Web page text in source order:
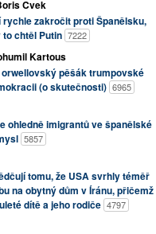
Cvek
rychle zakročit proti Španělsku,
chtěl Putin 7222
Kartous
pěšák trumpovské
(o skutečnosti) 6965
ohledně imigrantů ve španělské
5857
tomu, že USA svrhly téměř
na obytný dům v Íránu, přičemž
dítě a jeho rodiče 4797